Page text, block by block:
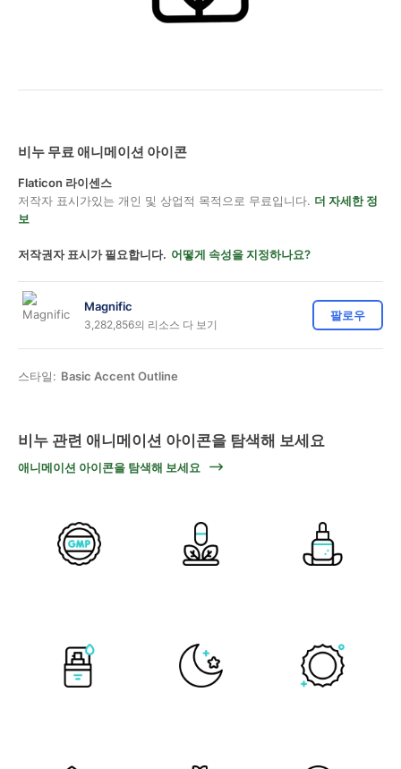
비누 무료 애니메이션 아이콘
Flaticon 라이센스
저작자 표시가있는 개인 및 상업적 목적으로 무료입니다. 더 자세한 정
보
저작권자 표시가 필요합니다. 어떻게 속성을 지정하나요?
Magnific
3,282,856의 리소스 다 보기
팔로우
스타일: Basic Accent Outline
비누 관련 애니메이션 아이콘을 탐색해 보세요
애니메이션 아이콘을 탐색해 보세요